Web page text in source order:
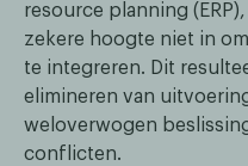
resource planning
zekere hoogte niet in
te integreren. Dit
elimineren van
weloverwogen
conflicten.